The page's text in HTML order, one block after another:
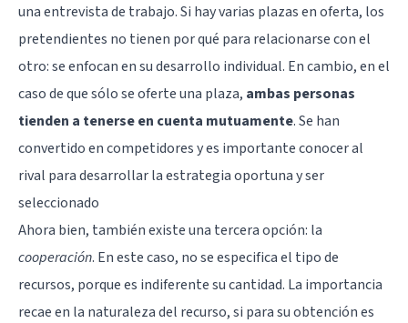
unaentrevista de trabajo. Si hay varias plazas en oferta, los
pretendientes no tienen por qué para relacionarse con el
otro: se enfocan en su desarrollo individual. En cambio, en el
caso de que sólo se oferte una plaza, ambas personas
tienden a tenerse en cuenta mutuamente. Se han
convertido en competidores y es importante conocer al
rival para desarrollar la estrategia oportuna y ser
seleccionado
Ahora bien, también existe una tercera opción: la
cooperación. En este caso, no se especifica el tipo de
recursos, porque es indiferente su cantidad. La importancia
recae en la naturaleza del recurso, si para su obtención es